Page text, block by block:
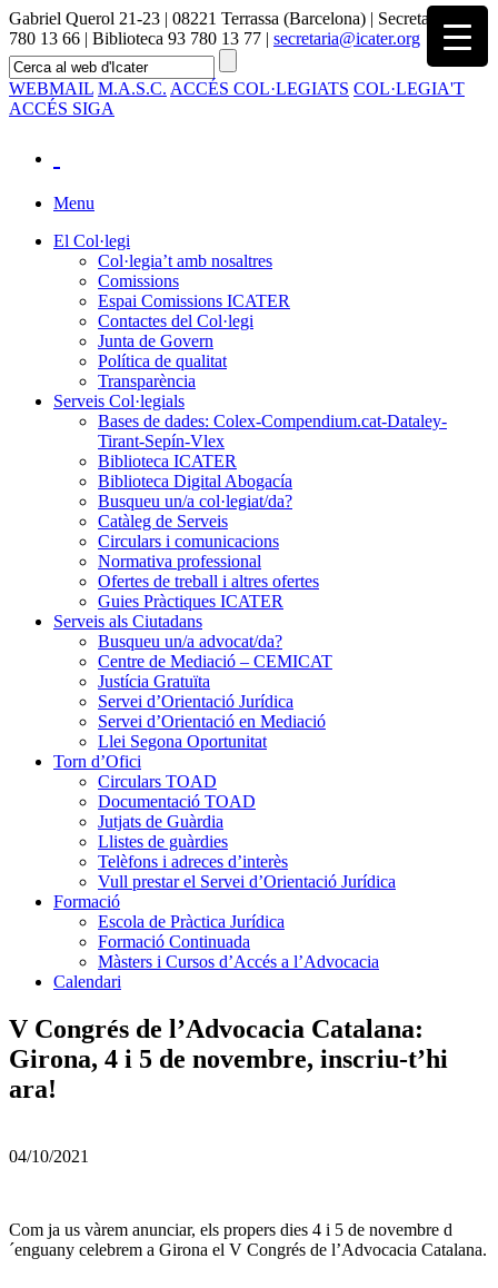
Gabriel Querol 21-23 | 08221 Terrassa (Barcelona) | Secretaria 93
780 13 66 | Biblioteca 93 780 13 77 | secretaria@icater.org
WEBMAIL M.A.S.C. ACCÉS COL·LEGIATS COL·LEGIA'T
ACCÉS SIGA
Menu
El Col·legi
Col·legia’t amb nosaltres
Comissions
Espai Comissions ICATER
Contactes del Col·legi
Junta de Govern
Política de qualitat
Transparència
Serveis Col·legials
Bases de dades: Colex-Compendium.cat-Dataley-
Tirant-Sepín-Vlex
Biblioteca ICATER
Biblioteca Digital Abogacía
Busqueu un/a col·legiat/da?
Catàleg de Serveis
Circulars i comunicacions
Normativa professional
Ofertes de treball i altres ofertes
Guies Pràctiques ICATER
Serveis als Ciutadans
Busqueu un/a advocat/da?
Centre de Mediació – CEMICAT
Justícia Gratuïta
Servei d’Orientació Jurídica
Servei d’Orientació en Mediació
Llei Segona Oportunitat
Torn d’Ofici
Circulars TOAD
Documentació TOAD
Jutjats de Guàrdia
Llistes de guàrdies
Telèfons i adreces d’interès
Vull prestar el Servei d’Orientació Jurídica
Formació
Escola de Pràctica Jurídica
Formació Continuada
Màsters i Cursos d’Accés a l’Advocacia
Calendari
V Congrés de l’Advocacia Catalana:
Girona, 4 i 5 de novembre, inscriu-t’hi
ara!
04/10/2021
Com ja us vàrem anunciar, els propers dies 4 i 5 de novembre d
´enguany celebrem a Girona el V Congrés de l’Advocacia Catalana.